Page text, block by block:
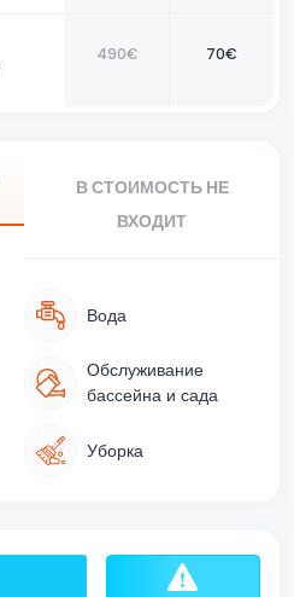
490€ 70€
В СТОИМОСТЬ НЕ
ВХОДИТ
Вода
Обслуживание
бассейна и сада
Уборка